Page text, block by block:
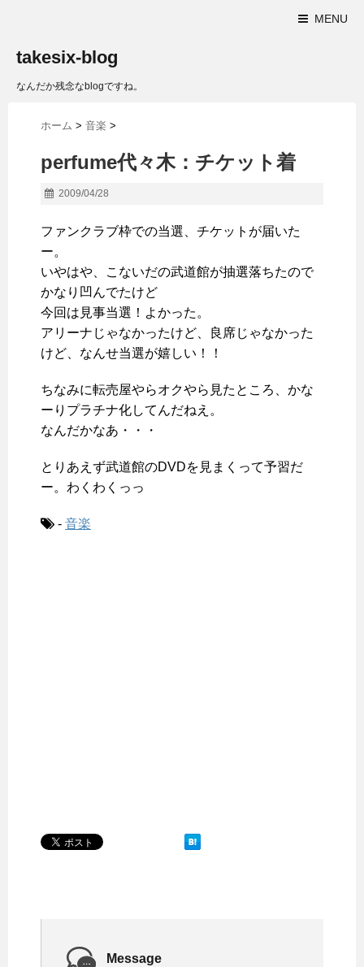
MENU
takesix-blog
なんだか残念なblogですね。
ホーム > 音楽 >
perfume代々木：チケット着
2009/04/28
ファンクラブ枠での当選、チケットが届いた
ー。
いやはや、こないだの武道館が抽選落ちたので
かなり凹んでたけど
今回は見事当選！よかった。
アリーナじゃなかったけど、良席じゃなかった
けど、なんせ当選が嬉しい！！
ちなみに転売屋やらオクやら見たところ、かな
ーりプラチナ化してんだねえ。
なんだかなあ・・・
とりあえず武道館のDVDを見まくって予習だ
ー。わくわくっっ
- 音楽
Message